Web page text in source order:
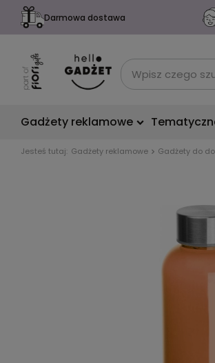
Darmowa dostawa
Gadżety reklamowe
Jesteś tutaj: Gadżety reklamowe Gadżety do